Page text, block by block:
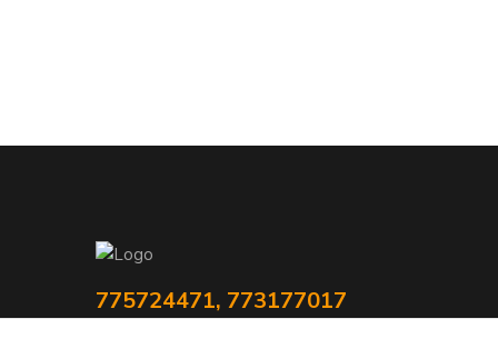
775724471, 773177017